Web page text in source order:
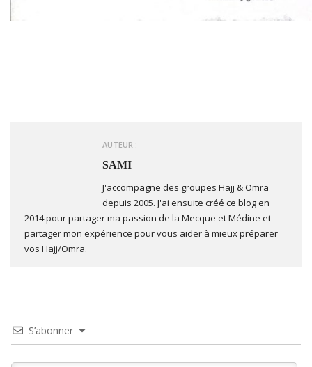
AUTEUR :
SAMI
J'accompagne des groupes Hajj & Omra
depuis 2005. J'ai ensuite créé ce blog en
2014 pour partager ma passion de la Mecque et Médine et
partager mon expérience pour vous aider à mieux préparer
vos Hajj/Omra.
S’abonner